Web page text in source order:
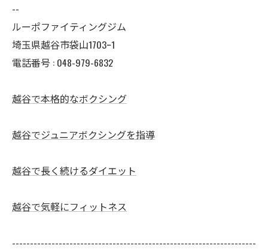
--
ルーポファイティングジム
埼玉県越谷市袋山1703ｰ1
電話番号 : 048-979-6832
越谷で本格的なボクシング
越谷でジュニアボクシングを指導
越谷で長く続けるダイエット
越谷で気軽にフィットネス
--------------------------------------------------------------------